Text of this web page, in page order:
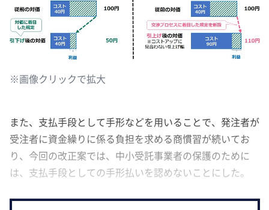
※画像クリックで拡大
また、支払手段として手形などを用いることで、発注者が
受注者に資金繰りに係る負担を求める商慣習が続いてお
り、今回の改正案では、中小受託事業者の保護のために
は、支払手段としての手形払いを認めないことにした。